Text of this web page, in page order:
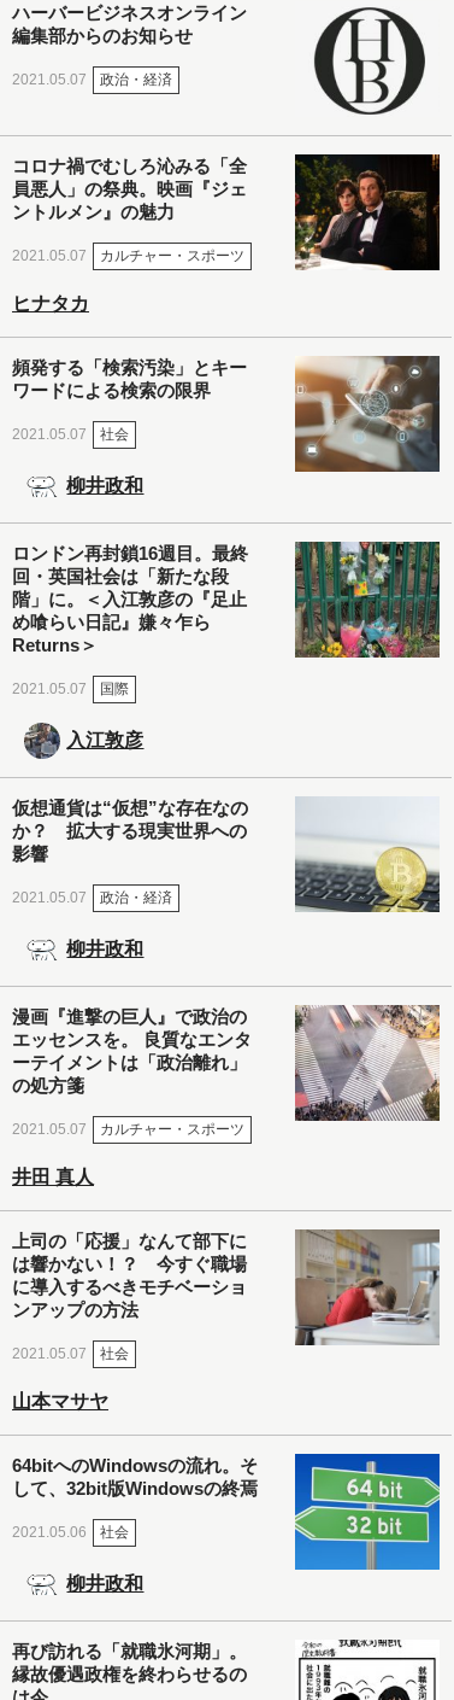
ハーバービジネスオンライン
編集部からのお知らせ
2021.05.07 政治・経済
コロナ禍でむしろ沁みる「全
員悪人」の祭典。映画『ジェ
ントルメン』の魅力
2021.05.07 カルチャー・スポーツ
ヒナタカ
頻発する「検索汚染」とキー
ワードによる検索の限界
2021.05.07 社会
柳井政和
ロンドン再封鎖16週目。最終
回・英国社会は「新たな段
階」に。＜入江敦彦の『足止
め喰らい日記』嫌々乍ら
Returns＞
2021.05.07 国際
入江敦彦
仮想通貨は“仮想”な存在なの
か？ 拡大する現実世界への
影響
2021.05.07 政治・経済
柳井政和
漫画『進撃の巨人』で政治の
エッセンスを。 良質なエンタ
ーテイメントは「政治離れ」
の処方箋
2021.05.07 カルチャー・スポーツ
井田 真人
上司の「応援」なんて部下に
は響かない！？ 今すぐ職場
に導入するべきモチベーショ
ンアップの方法
2021.05.07 社会
山本マサヤ
64bitへのWindowsの流れ。そ
して、32bit版Windowsの終焉
2021.05.06 社会
柳井政和
再び訪れる「就職氷河期」。
縁故優遇政権を終わらせるの